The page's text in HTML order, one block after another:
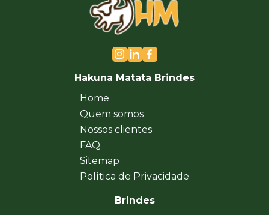
Hakuna Matata Brindes
Home
Quem somos
Nossos clientes
FAQ
Sitemap
Política de Privacidade
Brindes